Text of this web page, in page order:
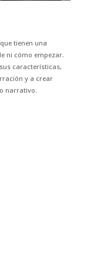
tienen una
ni cómo empezar.
características,
y a crear
narrativo.